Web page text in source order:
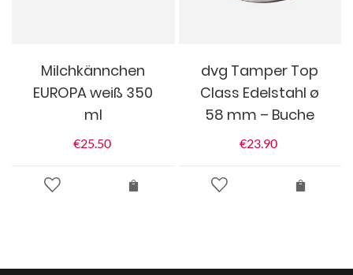
Milchkännchen
EUROPA weiß 350
ml
€25.50
dvg Tamper Top
Class Edelstahl ø
58 mm – Buche
€23.90